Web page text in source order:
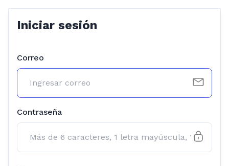
Iniciar sesión
Correo
Contraseña